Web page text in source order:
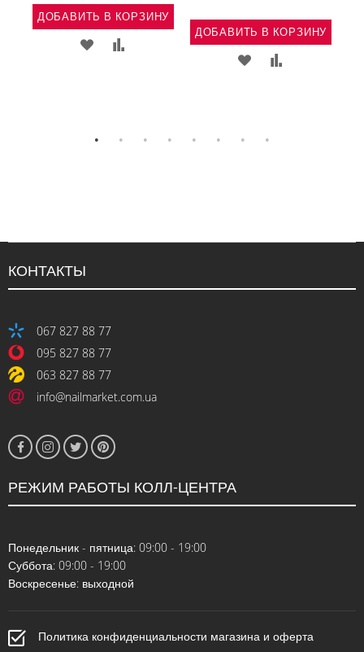
ДОБАВИТЬ В КОРЗИНУ
ДОБАВИТЬДОБАВИТЬ
ДОБАВИТЬ В КОРЗИНУ
ДОБАВИТЬ
ЖЕЛАНИЙ
КОНТАКТЫ
067 827 88 77
095 827 88 77
063 827 88 77
info@nailmarket.com.ua
РЕЖИМ РАБОТЫ КОЛЛ-ЦЕНТРА
Понедельник - пятница: 09:00 - 19:00
Суббота: 09:00 - 19:00
Воскресенье: выходной
Политика конфиденциальности магазина и оферта